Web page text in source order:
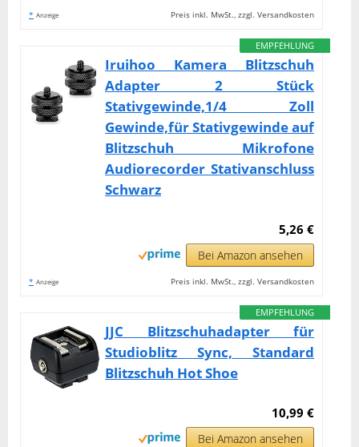
* Anzeige Preis inkl. MwSt., zzgl. Versandkosten
EMPFEHLUNG
Iruihoo Kamera Blitzschuh
Adapter 2 Stück
Stativgewinde,1/4 Zoll
Gewinde,für Stativgewinde auf
Blitzschuh Mikrofone
Audiorecorder Stativanschluss
Schwarz
5,26 €
Bei Amazon ansehen
* Anzeige Preis inkl. MwSt., zzgl. Versandkosten
EMPFEHLUNG
JJC Blitzschuhadapter für
Studioblitz Sync, Standard
Blitzschuh Hot Shoe
10,99 €
Bei Amazon ansehen